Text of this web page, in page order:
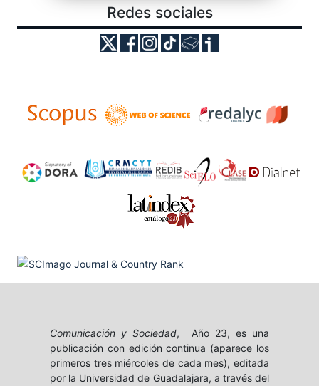
Redes sociales
Comunicación y Sociedad, Año 23, es una
publicación con edición continua (aparece los
primeros tres miércoles de cada mes), editada
por la Universidad de Guadalajara, a través del